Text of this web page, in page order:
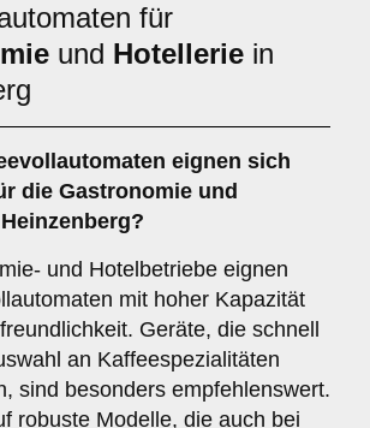
für
und Hotellerie in
eignen sich
die Gastronomie und
und Hotelbetriebe eignen
mit hoher Kapazität
Geräte, die schnell
an Kaffeespezialitäten
sind besonders empfehlenswert.
robuste Modelle, die auch bei